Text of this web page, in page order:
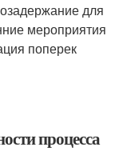
для
мероприятия
поперек
процесса